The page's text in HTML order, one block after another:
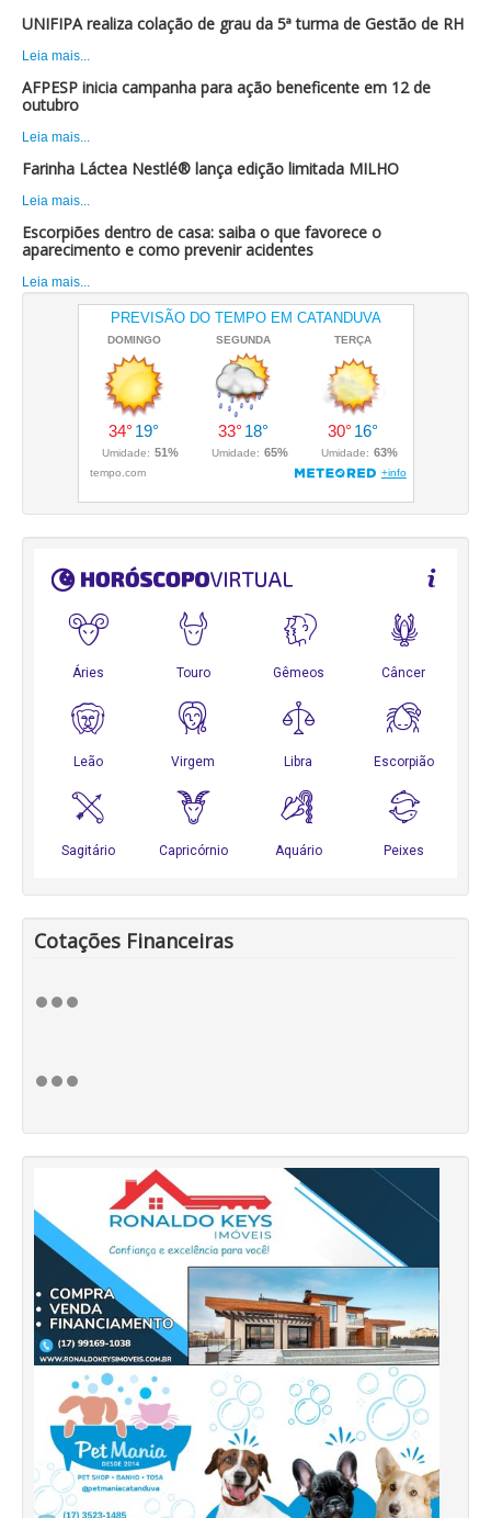
UNIFIPA realiza colação de grau da 5ª turma de Gestão de RH
Leia mais...
AFPESP inicia campanha para ação beneficente em 12 de
outubro
Leia mais...
Farinha Láctea Nestlé® lança edição limitada MILHO
Leia mais...
Escorpiões dentro de casa: saiba o que favorece o
aparecimento e como prevenir acidentes
Leia mais...
Cotações Financeiras